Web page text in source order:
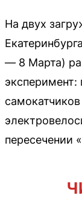
На двух
— 8 Марта)
эксперимент:
пересечении